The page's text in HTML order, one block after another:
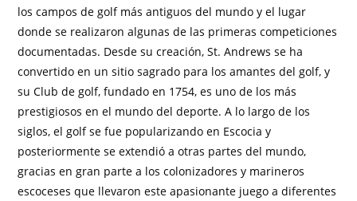
los campos de golf más antiguos del mundo y el lugar
donde se realizaron algunas de las primeras competiciones
documentadas. Desde su creación, St. Andrews se ha
convertido en un sitio sagrado para los amantes del golf, y
su Club de golf, fundado en 1754, es uno de los más
prestigiosos en el mundo del deporte. A lo largo de los
siglos, el golf se fue popularizando en Escocia y
posteriormente se extendió a otras partes del mundo,
gracias en gran parte a los colonizadores y marineros
escoceses que llevaron este apasionante juego a diferentes